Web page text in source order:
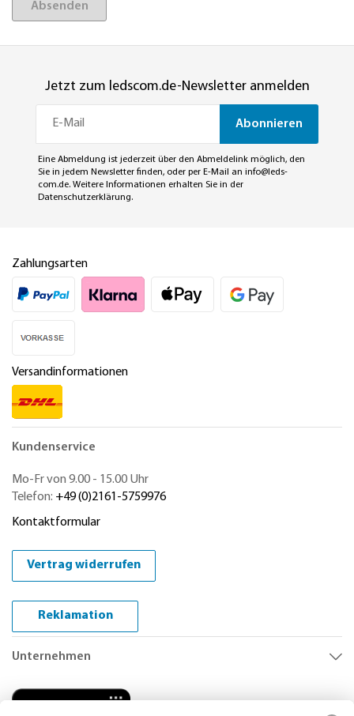
Absenden
Jetzt zum ledscom.de-Newsletter anmelden
Abonnieren
Eine Abmeldung ist jederzeit über den Abmeldelink möglich, den
Sie in jedem Newsletter finden, oder per E-Mail an info@leds-
com.de. Weitere Informationen erhalten Sie in der
Datenschutzerklärung.
Zahlungsarten
Versandinformationen
Kundenservice
Mo-Fr von 9.00 - 15.00 Uhr
Telefon: +49 (0)2161-5759976
Kontaktformular
Vertrag widerrufen
Reklamation
Unternehmen